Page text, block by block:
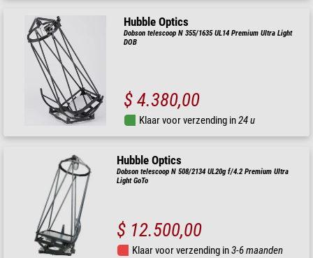
Hubble Optics
Dobson telescoop N 355/1635 UL14 Premium Ultra Light
DOB
$ 4.380,00
Klaar voor verzending in24 u
Hubble Optics
Dobson telescoop N 508/2134 UL20g f/4.2 Premium Ultra
Light GoTo
$ 12.500,00
Klaar voor verzending in3-6 maanden